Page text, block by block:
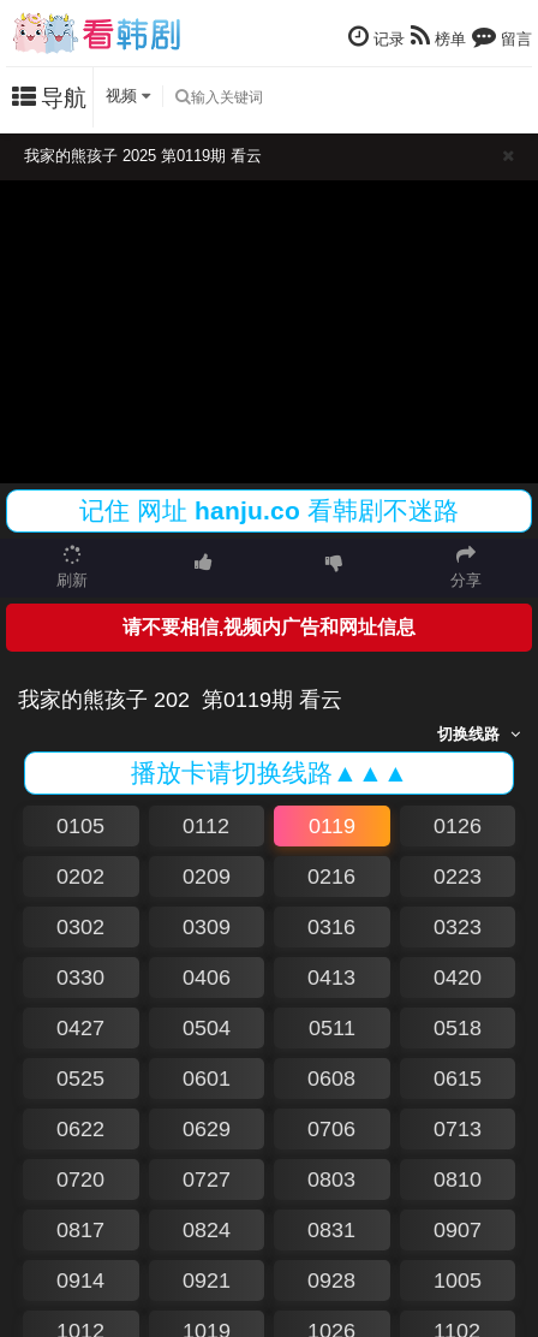
记录 榜单 留言
导航 视频
我家的熊孩子 2025 第0119期 看云
记住 网址 hanju.co 看韩剧不迷路
刷新 分享
请不要相信,视频内广告和网址信息
我家的熊孩子 202 第0119期 看云
切换线路
播放卡请切换线路▲▲▲
0105 0112 0119 0126
0202 0209 0216 0223
0302 0309 0316 0323
0330 0406 0413 0420
0427 0504 0511 0518
0525 0601 0608 0615
0622 0629 0706 0713
0720 0727 0803 0810
0817 0824 0831 0907
0914 0921 0928 1005
1012 1019 1026 1102